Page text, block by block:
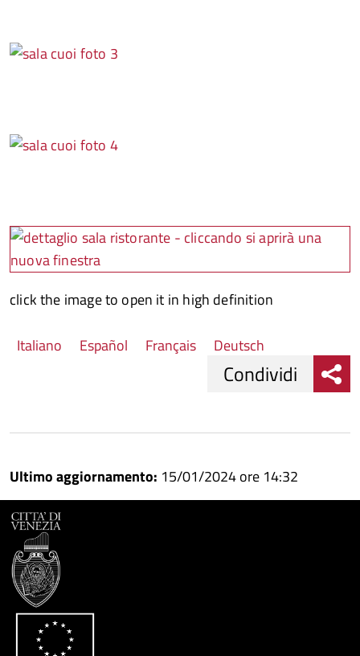
click the image to open it in high definition
Italiano Español Français Deutsch
Facebook
su
Condividi
Condividi
Ultimo aggiornamento: 15/01/2024 ore 14:32